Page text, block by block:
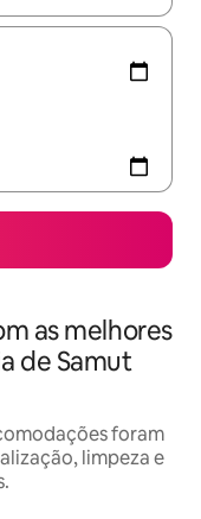
as melhores
de Samut
foram
limpeza e